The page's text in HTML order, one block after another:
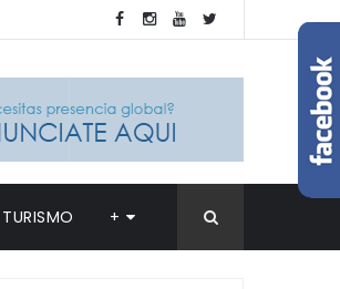
TURISMO +